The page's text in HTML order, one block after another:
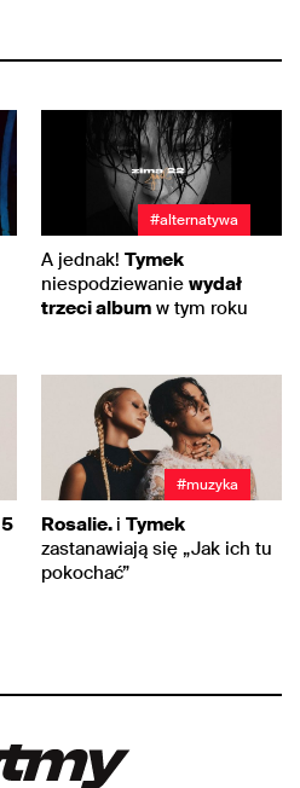
#alternatywa
A jednak! Tymek
niespodziewanie wydał
trzeci album w tym roku
5
#muzyka
Rosalie. i Tymek
zastanawiają się „Jak ich tu
pokochać”